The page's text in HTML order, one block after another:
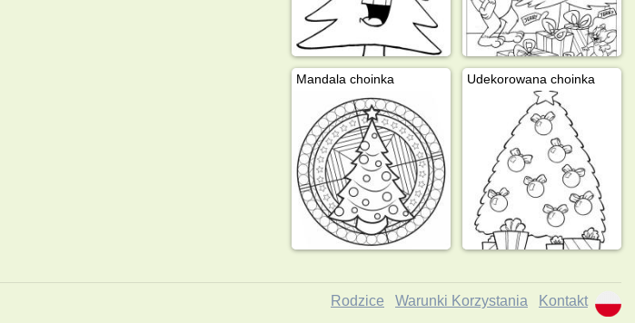
Mandala choinka Udekorowana choinka
Rodzice Warunki Korzystania Kontakt